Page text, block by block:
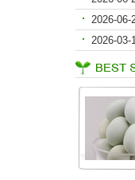
2026-06-
2026-03-